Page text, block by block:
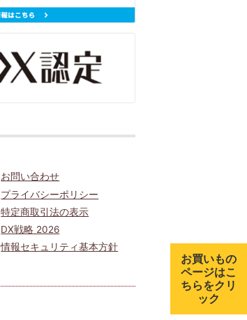
お問い合わせ
プライバシーポリシー
特定商取引法の表示
DX戦略 2026
情報セキュリティ基本方針
お買いもの
ページはこ
ちらをクリ
ック